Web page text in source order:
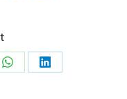
Share
Share